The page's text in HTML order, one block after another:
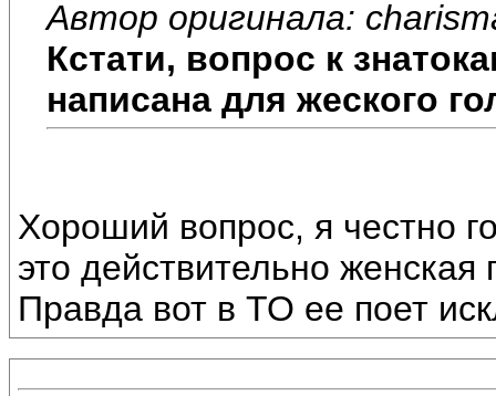
Автор оригинала:
Кстати, вопрос к
написана для жеского
Хороший вопрос, я честно
это действительно женская
Правда вот в ТО ее поет